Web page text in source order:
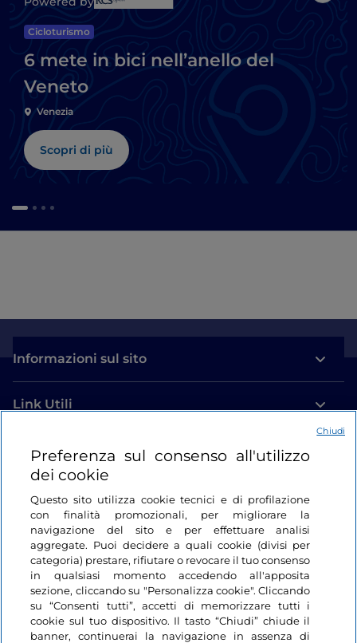
Cicloturismo
6 mete in bici nell’anello del
Veneto
Venezia
Scopri di più
Informazioni sul sito
Link Utili
Login
Restiamo in contatto
Preferenza sul consenso all'utilizzo
dei cookie
Questo sito utilizza cookie tecnici e di profilazione
con finalità promozionali, per migliorare la
navigazione del sito e per effettuare analisi
aggregate. Puoi decidere a quali cookie (divisi per
categoria) prestare, rifiutare o revocare il tuo consenso
in qualsiasi momento accedendo all'apposita
sezione, cliccando su "Personalizza cookie". Cliccando
su “Consenti tutti”, accetti di memorizzare tutti i
cookie sul tuo dispositivo. Il tasto “Chiudi” chiude il
banner, continuerai la navigazione in assenza di
Chiudi